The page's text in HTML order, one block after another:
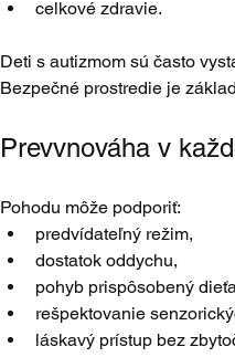
celkové zdravie.
Deti s autizmom sú často
Bezpečné prostredie je
Prevvnováha v
Pohodu môže podporiť:
predvídateľný režim,
dostatok oddychu,
pohyb prispôsobený
rešpektovanie
láskavý prístup bez